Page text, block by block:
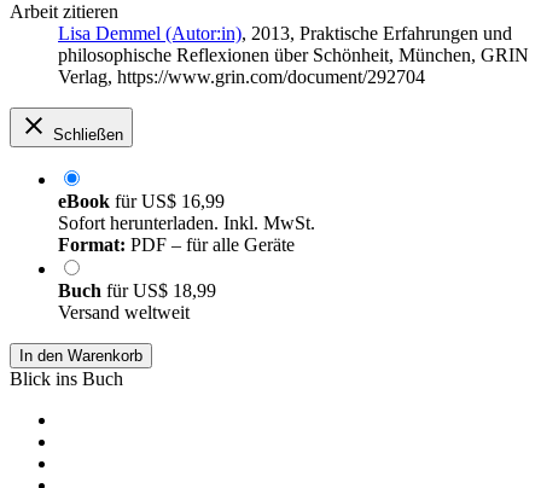
Arbeit zitieren
Lisa Demmel (Autor:in), 2013, Praktische Erfahrungen und
philosophische Reflexionen über Schönheit, München, GRIN
Verlag, https://www.grin.com/document/292704
Schließen
eBook fürUS$ 16,99
Sofort herunterladen. Inkl. MwSt.
Format: PDF – für alle Geräte
Buch fürUS$ 18,99
Versand weltweit
In den Warenkorb
Blick ins Buch